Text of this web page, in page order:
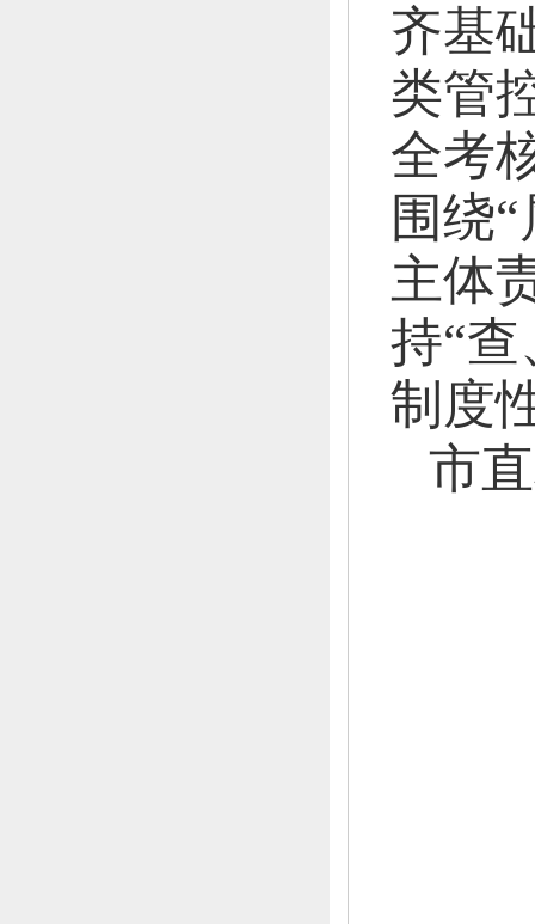
齐基
类管
全考
围绕
主体
持“查
制度
市